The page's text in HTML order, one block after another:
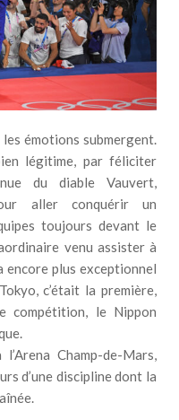
émotions submergent.
légitime, par féliciter
du diable Vauvert,
aller conquérir un
toujours devant le
venu assister à
encore plus exceptionnel
c’était la première,
compétition, le Nippon
Champ-de-Mars,
d’une discipline dont la